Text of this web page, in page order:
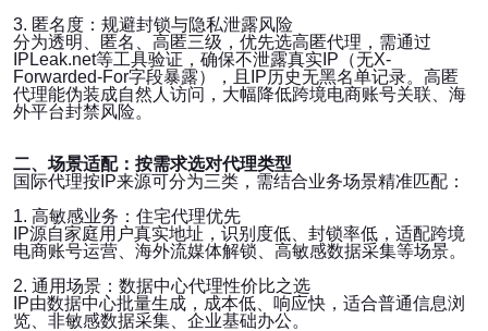
3. 匿名度：规避封锁与隐私泄露风险
分为透明、匿名、高匿三级，优先选高匿代理，需通过
IPLeak.net等工具验证，确保不泄露真实IP（无X-
Forwarded-For字段暴露），且IP历史无黑名单记录。高匿
代理能伪装成自然人访问，大幅降低跨境电商账号关联、海
外平台封禁风险。
二、场景适配：按需求选对代理类型
国际代理按IP来源可分为三类，需结合业务场景精准匹配：
1. 高敏感业务：住宅代理优先
IP源自家庭用户真实地址，识别度低、封锁率低，适配跨境
电商账号运营、海外流媒体解锁、高敏感数据采集等场景。
2. 通用场景：数据中心代理性价比之选
IP由数据中心批量生成，成本低、响应快，适合普通信息浏
览、非敏感数据采集、企业基础办公。